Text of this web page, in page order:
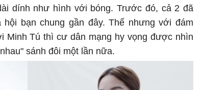
dính như hình với bóng. Trước đó, cả 2 đã
bạn chung gần đây. Thế nhưng với đám
Minh Tú thì cư dân mạng hy vọng được nhìn
sánh đôi một lần nữa.